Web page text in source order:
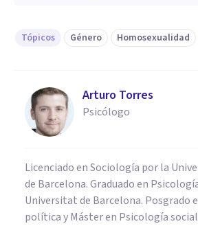
Tópicos Género Homosexualidad
Arturo Torres
Psicólogo
Licenciado en Sociología por la
de Barcelona. Graduado en
Universitat de Barcelona. Posgrado
política y Máster en Psicología